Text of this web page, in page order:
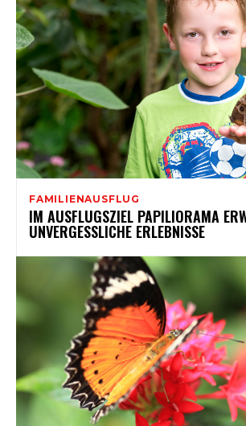
FAMILIENAUSFLUG
IM AUSFLUGSZIEL PAPILIORAMA
UNVERGESSLICHE ERLEBNISSE